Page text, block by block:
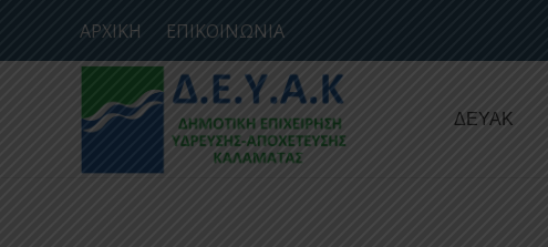
ΑΡΧΙΚΗ ΕΠΙΚΟΙΝΩΝΙΑ
ΔΕΥΑΚ